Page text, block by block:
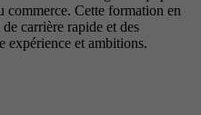
commerce. Cette formation en
carrière rapide et des
expérience et ambitions.